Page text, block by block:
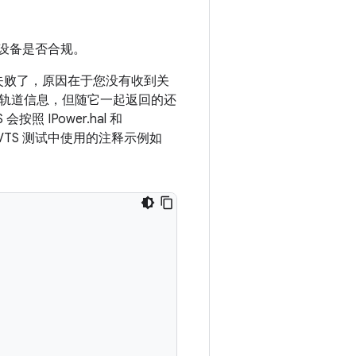
是否合规。
了，原因在于您没有收到关
道信息，但随它一起返回的还
按照 IPower.hal 和
测试中使用的注释示例如